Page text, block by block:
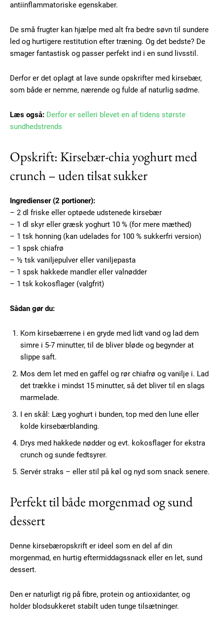
Subscription Plans
Gratis
Etiam est nibh, lobortis sit
Praesent euismod ac
Nullam eu erat condimentum
Donec quis est ac felis
antiinflammatoriske egenskaber.
De små frugter kan hjælpe med alt fra bedre søvn til sundere
led og hurtigere restitution efter træning. Og det bedste? De
smager fantastisk og passer perfekt ind i en sund livsstil.
Derfor er det oplagt at lave sunde opskrifter med kirsebær,
som både er nemme, nærende og fulde af naturlig sødme.
Læs også: Derfor er selleri blevet en af tidens største
sundhedstrends
Opskrift: Kirsebær-chia yoghurt med
crunch – uden tilsat sukker
Ingredienser (2 portioner):
– 2 dl friske eller optøede udstenede kirsebær
– 1 dl skyr eller græsk yoghurt 10 % (for mere mæthed)
– 1 tsk honning (kan udelades for 100 % sukkerfri version)
– 1 spsk chiafrø
– ½ tsk vaniljepulver eller vaniljepasta
– 1 spsk hakkede mandler eller valnødder
– 1 tsk kokosflager (valgfrit)
Sådan gør du:
Kom kirsebærrene i en gryde med lidt vand og lad dem
simre i 5-7 minutter, til de bliver bløde og begynder at
slippe saft.
Mos dem let med en gaffel og rør chiafrø og vanilje i. Lad
det trække i mindst 15 minutter, så det bliver til en slags
marmelade.
I en skål: Læg yoghurt i bunden, top med den lune eller
kolde kirsebærblanding.
Drys med hakkede nødder og evt. kokosflager for ekstra
crunch og sunde fedtsyrer.
Servér straks – eller stil på køl og nyd som snack senere.
Perfekt til både morgenmad og sund
dessert
Denne kirsebæropskrift er ideel som en del af din
morgenmad, en hurtig eftermiddagssnack eller en let, sund
dessert.
Den er naturligt rig på fibre, protein og antioxidanter, og
holder blodsukkeret stabilt uden tunge tilsætninger.